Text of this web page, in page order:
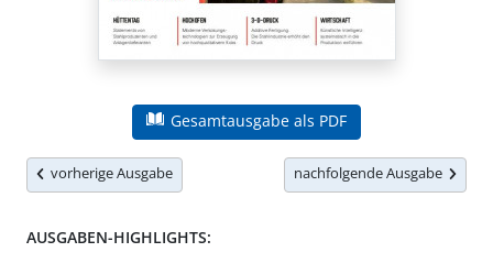
Gesamtausgabe als PDF
vorherige Ausgabe nachfolgende Ausgabe
AUSGABEN-HIGHLIGHTS: